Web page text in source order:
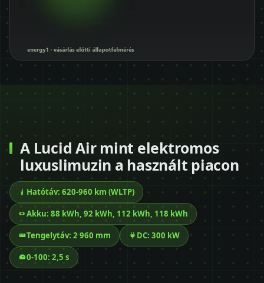
A Lucid Air mint elektromos
luxuslimuzin a használt piacon
Hatótáv: 620-960 km (WLTP)
Akku: 88 kWh, 92 kWh, 112 kWh, 118 kWh
Tengelytáv: 2 960 mm DC: 300 kW
0-100: 2,5 s